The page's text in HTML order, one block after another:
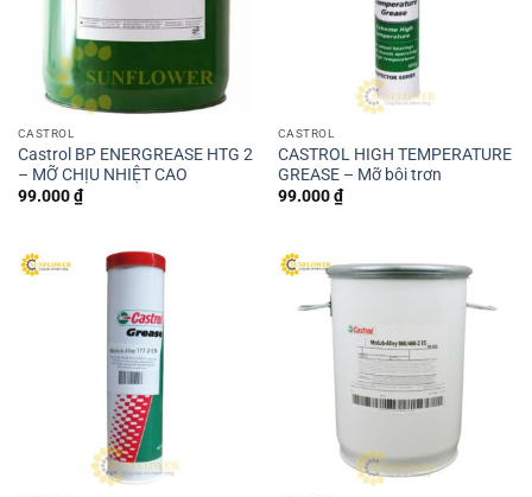
CASTROL
Castrol BP ENERGREASE HTG 2
– MỠ CHỊU NHIỆT CAO
99.000₫
CASTROL
CASTROL HIGH TEMPERATURE
GREASE – Mỡ bôi trơn
99.000₫